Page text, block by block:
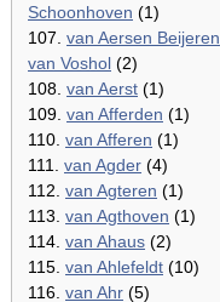
Schoonhoven (1)
107. van Aersen Beijeren
van Voshol (2)
108. van Aerst (1)
109. van Afferden (1)
110. van Afferen (1)
111. van Agder (4)
112. van Agteren (1)
113. van Agthoven (1)
114. van Ahaus (2)
115. van Ahlefeldt (10)
116. van Ahr (5)